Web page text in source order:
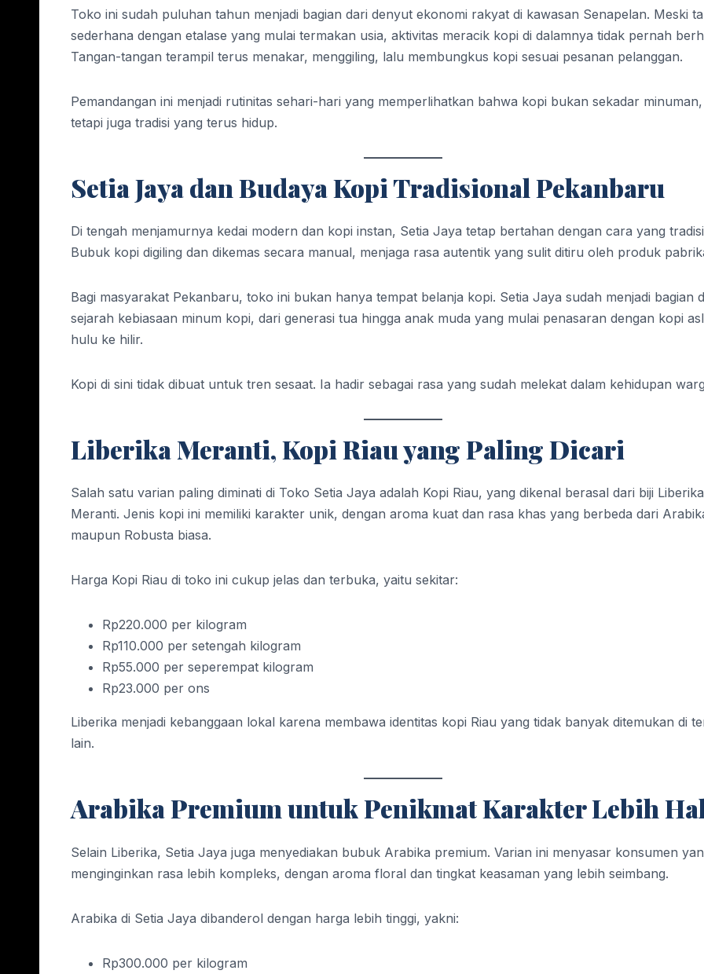
Toko ini sudah puluhan tahun menjadi bagian dari denyut ekonomi rakyat di kawasan Senapelan. Meski
sederhana dengan etalase yang mulai termakan usia, aktivitas meracik kopi di dalamnya tidak pernah
Tangan-tangan terampil terus menakar, menggiling, lalu membungkus kopi sesuai pesanan pelanggan.
Pemandangan ini menjadi rutinitas sehari-hari yang memperlihatkan bahwa kopi bukan sekadar minuman,
tetapi juga tradisi yang terus hidup.
Setia Jaya dan Budaya Kopi Tradisional Pekanbaru
Di tengah menjamurnya kedai modern dan kopi instan, Setia Jaya tetap bertahan dengan cara yang
Bubuk kopi digiling dan dikemas secara manual, menjaga rasa autentik yang sulit ditiru oleh produk
Bagi masyarakat Pekanbaru, toko ini bukan hanya tempat belanja kopi. Setia Jaya sudah menjadi bagian
sejarah kebiasaan minum kopi, dari generasi tua hingga anak muda yang mulai penasaran dengan kopi
hulu ke hilir.
Kopi di sini tidak dibuat untuk tren sesaat. Ia hadir sebagai rasa yang sudah melekat dalam kehidupan
Liberika Meranti, Kopi Riau yang Paling Dicari
Salah satu varian paling diminati di Toko Setia Jaya adalah Kopi Riau, yang dikenal berasal dari biji Liberika
Meranti. Jenis kopi ini memiliki karakter unik, dengan aroma kuat dan rasa khas yang berbeda dari
maupun Robusta biasa.
Harga Kopi Riau di toko ini cukup jelas dan terbuka, yaitu sekitar:
Rp220.000 per kilogram
Rp110.000 per setengah kilogram
Rp55.000 per seperempat kilogram
Rp23.000 per ons
Liberika menjadi kebanggaan lokal karena membawa identitas kopi Riau yang tidak banyak ditemukan di
lain.
Arabika Premium untuk Penikmat Karakter Lebih
Selain Liberika, Setia Jaya juga menyediakan bubuk Arabika premium. Varian ini menyasar konsumen
menginginkan rasa lebih kompleks, dengan aroma floral dan tingkat keasaman yang lebih seimbang.
Arabika di Setia Jaya dibanderol dengan harga lebih tinggi, yakni:
Rp300.000 per kilogram